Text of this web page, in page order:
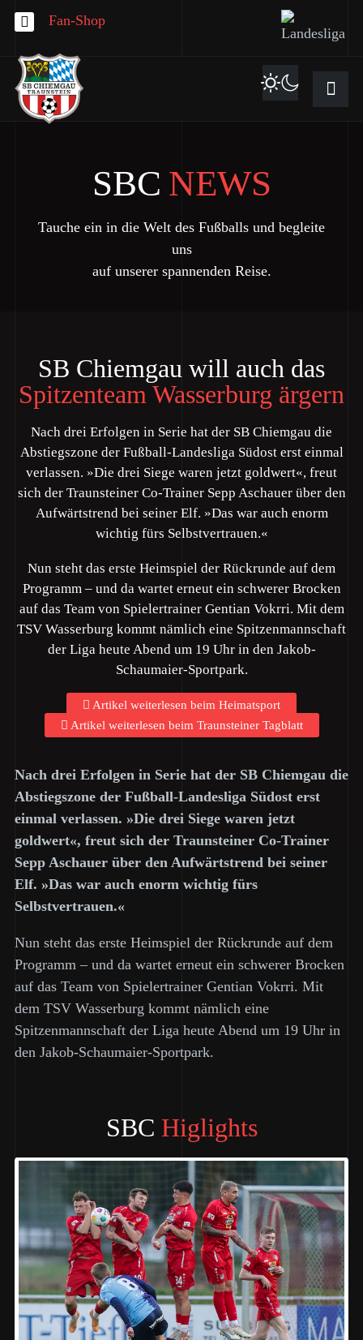
Fan-Shop
SBC NEWS
Tauche ein in die Welt des Fußballs und begleite
uns
auf unserer spannenden Reise.
SB Chiemgau will auch das
Spitzenteam Wasserburg ärgern
Nach drei Erfolgen in Serie hat der SB Chiemgau die
Abstiegszone der Fußball-Landesliga Südost erst einmal
verlassen. »Die drei Siege waren jetzt goldwert«, freut
sich der Traunsteiner Co-Trainer Sepp Aschauer über den
Aufwärtstrend bei seiner Elf. »Das war auch enorm
wichtig fürs Selbstvertrauen.«
Nun steht das erste Heimspiel der Rückrunde auf dem
Programm – und da wartet erneut ein schwerer Brocken
auf das Team von Spielertrainer Gentian Vokrri. Mit dem
TSV Wasserburg kommt nämlich eine Spitzenmannschaft
der Liga heute Abend um 19 Uhr in den Jakob-
Schaumaier-Sportpark.
Artikel weiterlesen beim Heimatsport
Artikel weiterlesen beim Traunsteiner Tagblatt
Nach drei Erfolgen in Serie hat der SB Chiemgau die
Abstiegszone der Fußball-Landesliga Südost erst
einmal verlassen. »Die drei Siege waren jetzt
goldwert«, freut sich der Traunsteiner Co-Trainer
Sepp Aschauer über den Aufwärtstrend bei seiner
Elf. »Das war auch enorm wichtig fürs
Selbstvertrauen.«
Nun steht das erste Heimspiel der Rückrunde auf dem
Programm – und da wartet erneut ein schwerer Brocken
auf das Team von Spielertrainer Gentian Vokrri. Mit
dem TSV Wasserburg kommt nämlich eine
Spitzenmannschaft der Liga heute Abend um 19 Uhr in
den Jakob-Schaumaier-Sportpark.
SBC Higlights